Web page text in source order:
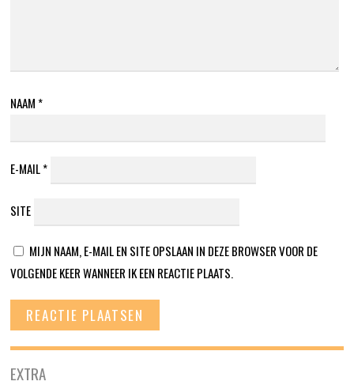
NAAM *
E-MAIL*
SITE
MIJN NAAM, E-MAIL EN SITE OPSLAAN IN DEZE BROWSER VOOR DE
VOLGENDE KEER WANNEER IK EEN REACTIE PLAATS.
EXTRA